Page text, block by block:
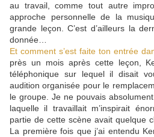
au travail, comme tout autre
approche personnelle de la
grande leçon. C’est d’ailleurs la
donnée…
Et comment s’est faite ton entrée
près un mois après cette leçon,
téléphonique sur lequel il disait
audition organisée pour le
le groupe. Je ne pouvais
laquelle il travaillait m’inspirait
partie de cette scène avait quelque
La première fois que j’ai entendu